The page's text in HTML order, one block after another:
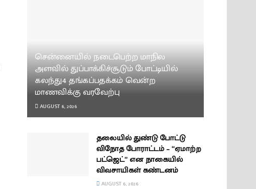
சென்னையில் நடைபெற்ற மாநில
அளவில் துப்பாக்கிச்சூடும் போட்டியில்
கலந்து4 தங்கப்பதக்கம் வென்ற
மாணவிக்கு வரவேற்பு
AUGUST 6, 2026
தலையில் துண்டு போட்டு
விநோத போராட்டம் – “ஏமாற்ற
பட்ஜெட்” என நாகையில்
விவசாயிகள் கண்டனம்
AUGUST 6, 2026